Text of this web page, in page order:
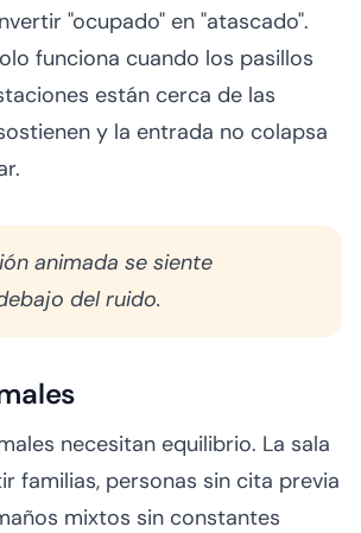
"ocupado" en "atascado".
funciona cuando los pasillos
están cerca de las
y la entrada no colapsa
animada se siente
del ruido.
necesitan equilibrio. La sala
familias, personas sin cita previa
mixtos sin constantes